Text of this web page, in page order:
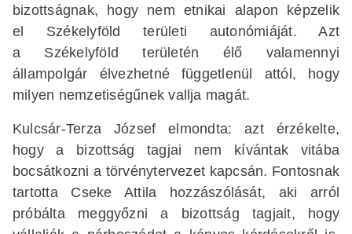
bizottságnak, hogy nem etnikai alapon képzelik
el Székelyföld területi autonómiáját. Azt
a Székelyföld területén élő valamennyi
állampolgár élvezhetné függetlenül attól, hogy
milyen nemzetiségűnek vallja magát.
Kulcsár-Terza József elmondta: azt érzékelte,
hogy a bizottság tagjai nem kívántak vitába
bocsátkozni a törvénytervezet kapcsán. Fontosnak
tartotta Cseke Attila hozzászólását, aki arról
próbálta meggyőzni a bizottság tagjait, hogy